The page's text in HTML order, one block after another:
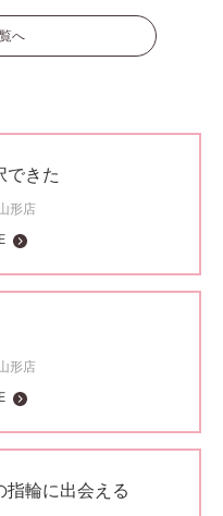
へ
できた
形店
形店
指輪に出会える